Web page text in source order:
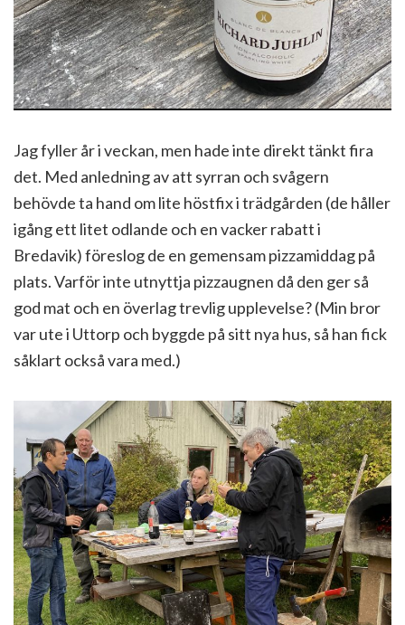
Jag fyller år i veckan, men hade inte direkt tänkt fira
det. Med anledning av att syrran och svågern
behövde ta hand om lite höstfix i trädgården (de håller
igång ett litet odlande och en vacker rabatt i
Bredavik) föreslog de en gemensam pizzamiddag på
plats. Varför inte utnyttja pizzaugnen då den ger så
god mat och en överlag trevlig upplevelse? (Min bror
var ute i Uttorp och byggde på sitt nya hus, så han fick
såklart också vara med.)